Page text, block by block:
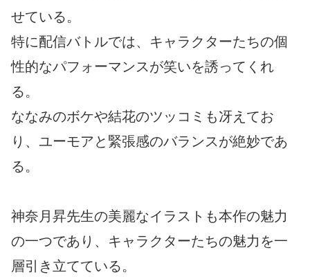
せている。
特に配信バトルでは、キャラクターたちの個
性的なパフォーマンスが笑いを誘ってくれ
る。
ななみのボケや結花のツッコミも冴えてお
り、ユーモアと緊張感のバランスが絶妙であ
る。
神奈月昇先生の美麗なイラストも本作の魅力
の一つであり、キャラクターたちの魅力を一
層引き立てている。